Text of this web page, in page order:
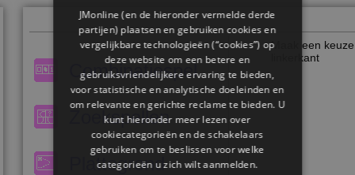
Combinatiespel
Zoekspellen
Plattegrond
Maak een
linkerkant
JMonline (en de hieronder vermelde derde
partijen) plaatsen en gebruiken cookies en
vergelijkbare technologieën (“cookies”) op
deze website om een ​​betere en
gebruiksvriendelijkere ervaring te bieden,
voor statistische en analytische doeleinden en
om relevante en gerichte reclame te bieden. U
kunt hieronder meer lezen over
cookiecategorieën en de schakelaars
gebruiken om te beslissen voor welke
categorieën u zich wilt aanmelden.